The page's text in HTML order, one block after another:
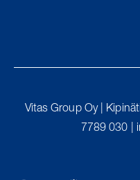
DEN
UK
Vitas Group Oy |
7789 030 |